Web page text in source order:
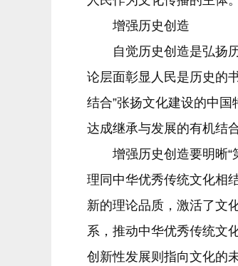
增强历史创造
自觉历史创造是弘扬历
论层面彰显人民是历史的
结合”张扬文化建设的中国
达成继承与发展的有机结
增强历史创造要明晰“
理同中华优秀传统文化相
新的理论品质，激活了文
系，推动中华优秀传统文
创新性发展则指向文化的